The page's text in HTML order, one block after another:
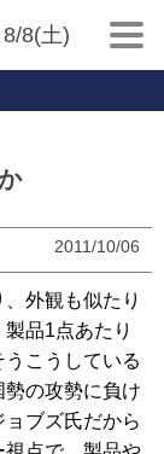
8/8(土)
2011/10/06
外観も似たり
品1点あたり
こうしている
の攻勢に負け
ブズ氏だから